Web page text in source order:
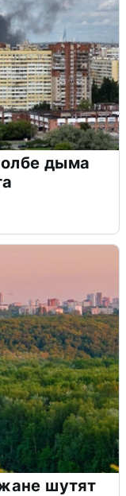
дыма
шутят